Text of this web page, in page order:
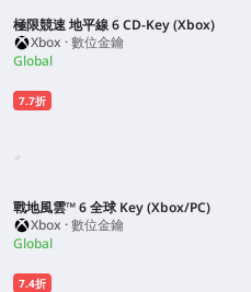
極限競速 地平線 6 CD-Key (Xbox)
Xbox · 數位金鑰
Global
7.7折
戰地風雲™ 6 全球 Key (Xbox/PC)
Xbox · 數位金鑰
Global
7.4折